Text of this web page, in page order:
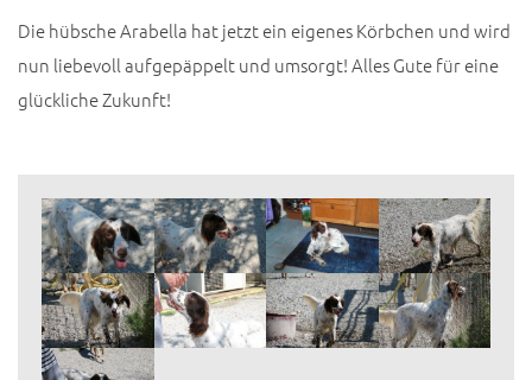
Die hübsche Arabella hat jetzt ein eigenes Körbchen und wird
nun liebevoll aufgepäppelt und umsorgt! Alles Gute für eine
glückliche Zukunft!